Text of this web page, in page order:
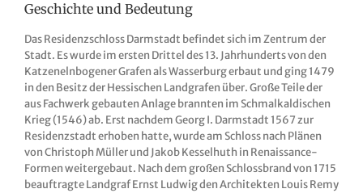
Geschichte und Bedeutung
Das Residenzschloss Darmstadt befindet sich im Zentrum der
Stadt. Es wurde im ersten Drittel des 13. Jahrhunderts von den
Katzenelnbogener Grafen als Wasserburg erbaut und ging 1479
in den Besitz der Hessischen Landgrafen über. Große Teile der
aus Fachwerk gebauten Anlage brannten im Schmalkaldischen
Krieg (1546) ab. Erst nachdem Georg I. Darmstadt 1567 zur
Residenzstadt erhoben hatte, wurde am Schloss nach Plänen
von Christoph Müller und Jakob Kesselhuth in Renaissance-
Formen weitergebaut. Nach dem großen Schlossbrand von 1715
beauftragte Landgraf Ernst Ludwig den Architekten Louis Remy